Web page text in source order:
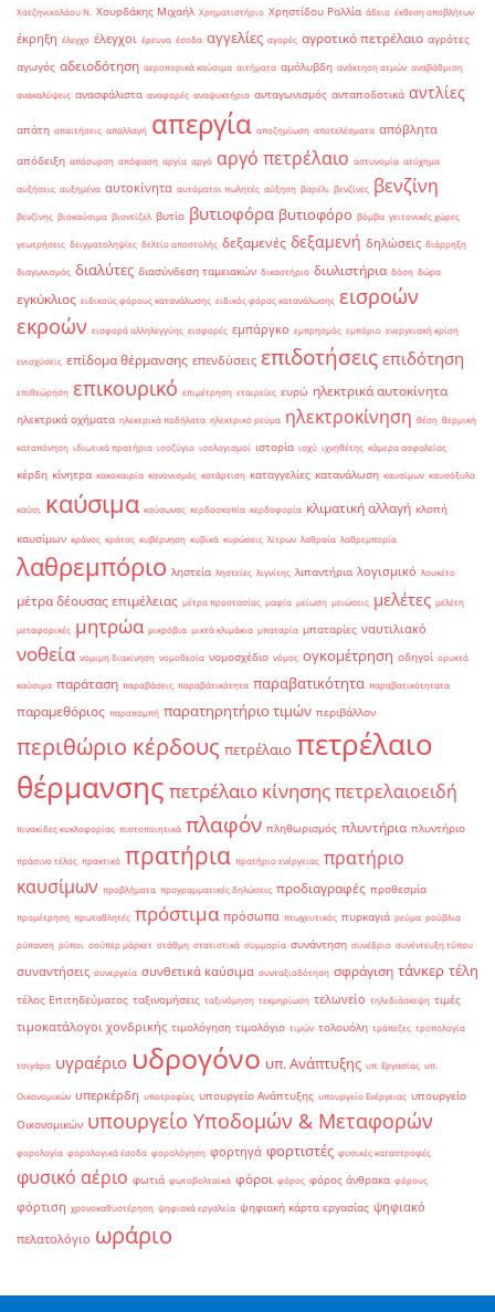
Χατζηνικολάου Ν. Χουρδάκης Μιχαήλ Χρηματιστήριο Χρηστίδου Ραλλία άδεια έκθεση αποβλήτων
έκρηξη έλεγχο έλεγχοι έρευνα έσοδα αγγελίες αγορές αγροτικό πετρέλαιο αγρότες
αγωγός αδειοδότηση αεροπορικά καύσιμα αιτήματα αμόλυβδη ανάκτηση ατμών αναβάθμιση
ανακαλύψεις ανασφάλιστα αναφορές αναψυκτήρια ανταγωνισμός ανταποδοτικά αντλίες
απάτη απαιτήσεις απαλλαγή απεργία αποζημίωση αποτελέσματα απόβλητα
απόδειξη απόσυρση απόφαση αργία αργό αργό πετρέλαιο αστυνομία ατύχημα
αυξήσεις αυξημένα αυτοκίνητα αυτόματοι πωλητές αύξηση βαρέλι βενζίνες βενζίνη
βενζίνης βιοκαύσιμα βιοντίζελ βυτίο βυτιοφόρα βυτιοφόρο βόμβα γειτονικές χώρες
γεωτρήσεις δειγματοληψίες δελτίο αποστολής δεξαμενές δεξαμενή δηλώσεις διάρρηξη
διαγωνισμός διαλύτες διασύνδεση ταμειακών δικαστήριο διυλιστήρια δόση δώρα
εγκύκλιος ειδικούς φόρους κατανάλωσης ειδικός φόρος κατανάλωσης εισροών
εκροών εισφορά αλληλεγγύης εισφορές εμπάργκο εμπρησμός εμπόριο ενεργειακή κρίση
ενισχύσεις επίδομα θέρμανσης επενδύσεις επιδοτήσεις επιδότηση
επιθεώρηση επικουρικό επιμέτρηση εταιρείες ευρώ ηλεκτρικά αυτοκίνητα
ηλεκτρικά οχήματα ηλεκτρικά ποδήλατα ηλεκτρικό ρεύμα ηλεκτροκίνηση θέση θερμική
καταπόνηση ιδιωτικά πρατήρια ισοζύγιο ισολογισμοί ιστορία ισχύ ιχνηθέτης κάμερα ασφαλείας
κέρδη κίνητρα κακοκαιρία κανονισμός κατάρτιση καταγγελίες κατανάλωση καυσίμων καυσόξυλα
καύσι καύσιμα καύσωνας κερδοσκοπία κερδοφορία κλιματική αλλαγή κλοπή
καυσίμων κράνος κράτος κυβέρνηση κυβικά κυρώσεις λίτρων λαθραία λαθρεμπορία
λαθρεμπόριο ληστεία ληστείες λιγνίτης λιπαντήρια λογισμικό λουκέτο
μέτρα δέουσας επιμέλειας μέτρα προστασίας μαφία μείωση μειώσεις μελέτες μελέτη
μεταφορικές μητρώα μικρόβια μικτά κλιμάκια μπαταρία μπαταρίες ναυτιλιακό
νοθεία νομιμη διακίνηση νομοθεσία νομοσχέδιο νόμος ογκομέτρηση οδηγοί ορυκτά
καύσιμα παράταση παραβάσεις παραβάτικότητα παραβατικότητα παραβατικότητατα
παραμεθόριος παραπομπή παρατηρητήριο τιμών περιβάλλον
περιθώριο κέρδους πετρέλαιο πετρέλαιο
θέρμανσης πετρέλαιο κίνησηςπετρελαιοειδή
πινακίδες κυκλοφορίας πιστοποιητικά πλαφόν πληθωρισμός πλυντήρια πλυντήριο
πράσινο τέλος πρακτικό πρατήρια πρατήριο ενέργειας πρατήριο
καυσίμων προβλήματα προγραμματικές δηλώσεις προδιαγραφές προθεσμία
προμέτρηση πρωταθλητές πρόστιμα πρόσωπα πτωχευτικός πυρκαγιά ρεύμα ρούβλια
ρύπανση ρύποι σούπερ μάρκετ στάθμη στατιστικά συμμορία συνάντηση συνέδριο συνέντευξη τύπου
συναντήσεις συνεργεία συνθετικά καύσιμα συνταξιοδότηση σφράγιση τάνκερ τέλη
τέλος Επιτηδεύματος ταξινομήσεις ταξινόμηση τεκμηρίωση τελωνείο τηλεδιάσκεψη τιμές
τιμοκατάλογοι χονδρικής τιμολόγηση τιμολόγιο τιμών τολουόλη τράπεζες τροπολογία
τσιγάρο υγραέριο υδρογόνο υπ. Ανάπτυξης υπ. Εργασίας υπ.
Οικονομικών υπερκέρδη υποτροφίες υπουργείο Ανάπτυξης υπουργείο Ενέργειας υπουργείο
Οικονομικών υπουργείο Υποδομών & Μεταφορών
φορολογία φορολογικά έσοδα φορολόγηση φορτηγά φορτιστές φυσικές καταστροφές
φυσικό αέριο φωτιά φωτοβολταϊκά φόροι φόρος φόρος άνθρακα φόρους
φόρτιση χρονοκαθυστέρηση ψηφιακά εργαλεία ψηφιακή κάρτα εργασίας ψηφιακό
πελατολόγιο ωράριο